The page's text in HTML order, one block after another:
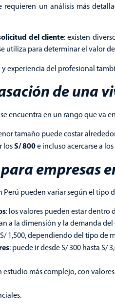
requieren un análisis más
del cliente: existen
utiliza para determinar el valor
y experiencia del profesional
de una
encuentra en un rango que va
tamaño puede costar
losS/ 800e incluso acercarse a los
empresas
Perú pueden variar según el
: los valores pueden estar dentro
a la dimensión y la demanda del
S/ 1,500, dependiendo del tipo
: puede ir desde S/ 300 hasta S/
estudio más complejo, con